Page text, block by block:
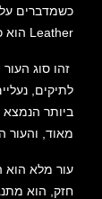
Leather הוא כמעט תמיד הראשון שעולה.
זהו סוג
לתיקים,
ביותר
מאוד, והעור
עור מלא הוא
חזק, הוא